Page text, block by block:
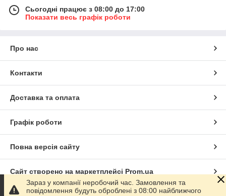
Сьогодні працює з 08:00 до 17:00
Показати весь графік роботи
Про нас
Контакти
Доставка та оплата
Графік роботи
Повна версія сайту
Сайт створено на маркетплейсі Prom.ua
Зараз у компанії неробочий час. Замовлення та
повідомлення будуть оброблені з 08:00 найближчого